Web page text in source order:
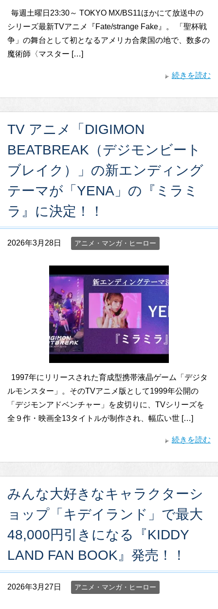
毎週土曜日23:30～ TOKYO MX/BS11ほかにて放送中の
シリーズ最新TVアニメ『Fate/strange Fake』。 「聖杯戦
争」の舞台として初となるアメリカ合衆国の地で、数多の
魔術師〈マスター […]
続きを読む
TV アニメ「DIGIMON
BEATBREAK（デジモンビート
ブレイク）」の新エンディング
テーマが「YENA」の『ミラミ
ラ』に決定！！
2026年3月28日 アニメ・マンガ・ヒーロー
1997年にリリースされた育成型携帯液晶ゲーム「デジタ
ルモンスター」。そのTVアニメ版として1999年公開の
「デジモンアドベンチャー」を皮切りに、TVシリーズを
全９作・映画全13タイトルが制作され、幅広い世 […]
続きを読む
みんな大好きなキャラクターシ
ョップ「キデイランド」で最大
48,000円引きになる『KIDDY
LAND FAN BOOK』発売！！
2026年3月27日 アニメ・マンガ・ヒーロー